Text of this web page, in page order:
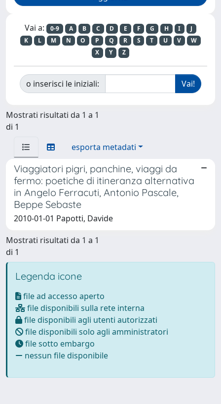
Vai a: 0-9 A B C D E F G H I
J
K
L M N O P Q R S T U V
W
X
Y Z
o inserisci le iniziali:
Mostrati risultati da 1 a 1
di 1
esporta metadati
Viaggiatori pigri, panchine, viaggi da
fermo: poetiche di itineranza alternativa
in Angelo Ferracuti, Antonio Pascale,
Beppe Sebaste
2010-01-01 Papotti, Davide
Mostrati risultati da 1 a 1
di 1
Legenda icone
file ad accesso aperto
file disponibili sulla rete interna
file disponibili agli utenti autorizzati
file disponibili solo agli amministratori
file sotto embargo
nessun file disponibile